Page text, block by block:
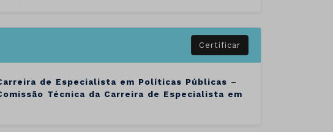
Certificar
de Especialista em Políticas Públicas –
Técnica da Carreira de Especialista em